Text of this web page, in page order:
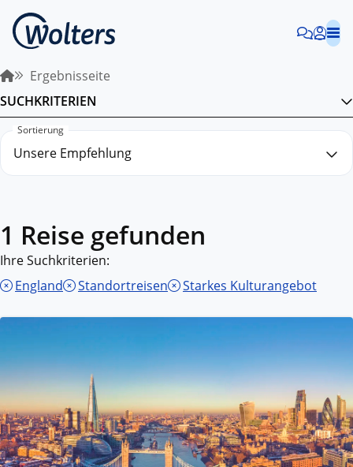
Ergebnisseite
SUCHKRITERIEN
Sortierung
1 Reise gefunden
Ihre Suchkriterien:
England
Standortreisen Starkes Kulturangebot